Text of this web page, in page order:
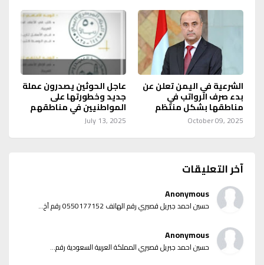
الشرعية في اليمن تعلن عن
بدء صرف الرواتب في
مناطقها بشكل منتظم
October 09, 2025
عاجل الحوثين يصدرون عملة
جديد وخطورتها على
المواطنيين في مناطقهم
July 13, 2025
آخر التعليقات
Anonymous
حسين احمد جبريل قصيري رقم الهاتف 0550177152 رقم آخ...
Anonymous
حسين احمد جبريل قصيري المملكة العربية السعودية رقم...